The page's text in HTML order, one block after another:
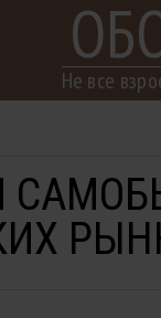
Не все